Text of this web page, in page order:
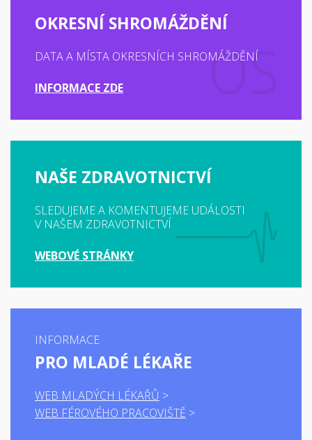
OKRESNÍ SHROMÁŽDĚNÍ
DATA A MÍSTA OKRESNÍCH SHROMÁŽDĚNÍ
INFORMACE ZDE
NAŠE ZDRAVOTNICTVÍ
SLEDUJEME A KOMENTUJEME UDÁLOSTI
V NAŠEM ZDRAVOTNICTVÍ
WEBOVÉ STRÁNKY
INFORMACE
PRO MLADÉ LÉKAŘE
WEB MLADÝCH LÉKAŘŮ
WEB FÉROVÉHO PRACOVIŠTĚ